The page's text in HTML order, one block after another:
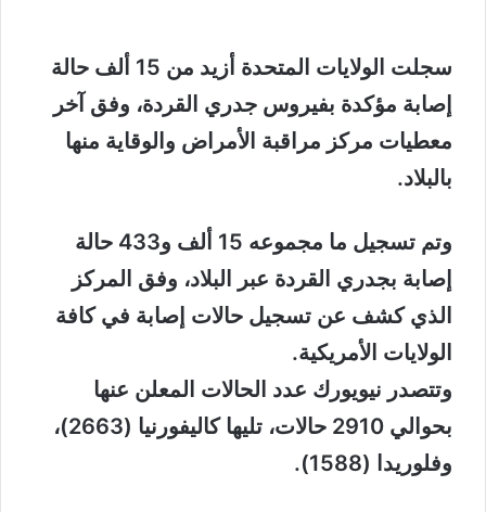
سجلت الولايات المتحدة أزيد من 15 ألف حالة
إصابة مؤكدة بفيروس جدري القردة، وفق آخر
معطيات مركز مراقبة الأمراض والوقاية منها
بالبلاد.
وتم تسجيل ما مجموعه 15 ألف و433 حالة
إصابة بجدري القردة عبر البلاد، وفق المركز
الذي كشف عن تسجيل حالات إصابة في كافة
الولايات الأمريكية.
وتتصدر نيويورك عدد الحالات المعلن عنها
بحوالي 2910 حالات، تليها كاليفورنيا (2663)،
وفلوريدا (1588).